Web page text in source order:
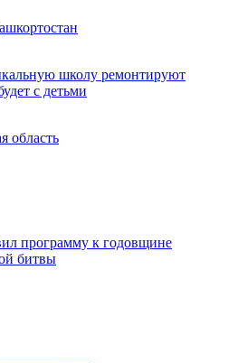
школу ремонтируют
с детьми
область
программу к годовщине
битвы